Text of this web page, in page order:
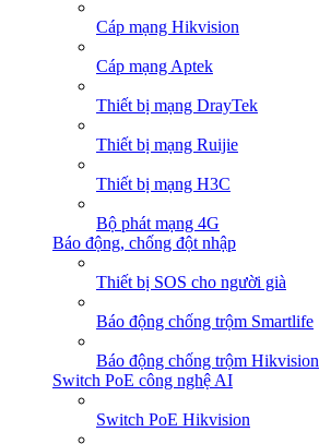
Cáp mạng Hikvision
Cáp mạng Aptek
Thiết bị mạng DrayTek
Thiết bị mạng Ruijie
Thiết bị mạng H3C
Bộ phát mạng 4G
Báo động, chống đột nhập
Thiết bị SOS cho người già
Báo động chống trộm Smartlife
Báo động chống trộm Hikvision
Switch PoE công nghệ AI
Switch PoE Hikvision